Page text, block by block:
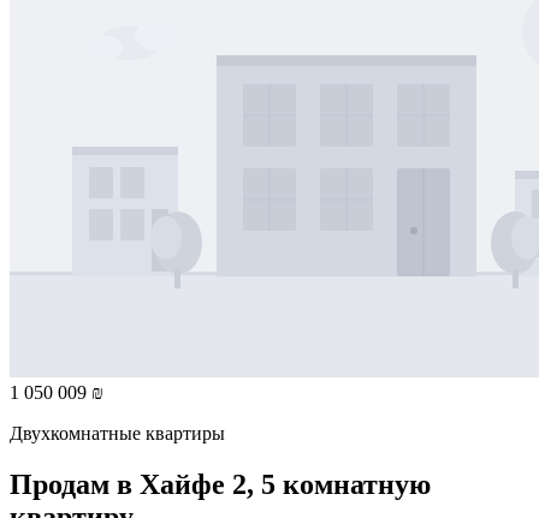
1 050 009 ₪
Двухкомнатные квартиры
Продам в Хайфе 2, 5 комнатную